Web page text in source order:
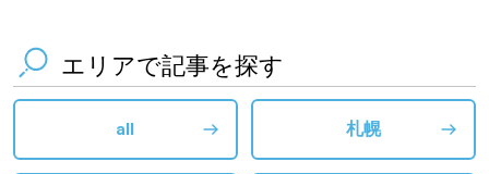
エリアで記事を探す
all 札幌